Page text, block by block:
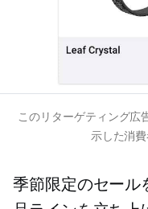
このリターゲティング広
示した消
季節限定のセール